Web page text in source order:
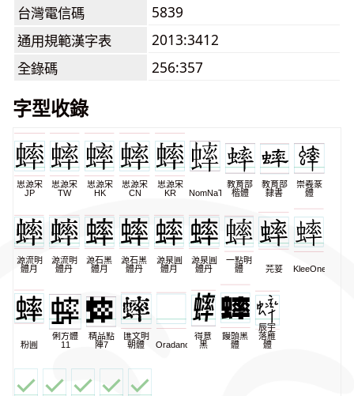
台灣電信碼
5839
通用規範漢字表
2013:3412
全錄碼
256:357
字型收錄
思源宋
JP
思源宋
TW
思源宋
HK
思源宋
CN
思源宋
KR
NomNaTong
教育部
楷體
教育部
隸書
崇羲篆
體
源流明
體月
源流明
體丹
源石黑
體月
源石黑
體丹
源泉圓
體月
源泉圓
體丹
一點明
體
芫荽 KleeOne
粉圓
俐方體
11
精品點
陣7
匯文明
朝體
Oradano
得意
黑
饅頭黑
體
辰宇
落雁
體